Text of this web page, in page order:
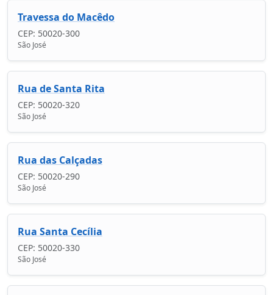
Travessa do Macêdo
CEP: 50020-300
São José
Rua de Santa Rita
CEP: 50020-320
São José
Rua das Calçadas
CEP: 50020-290
São José
Rua Santa Cecília
CEP: 50020-330
São José